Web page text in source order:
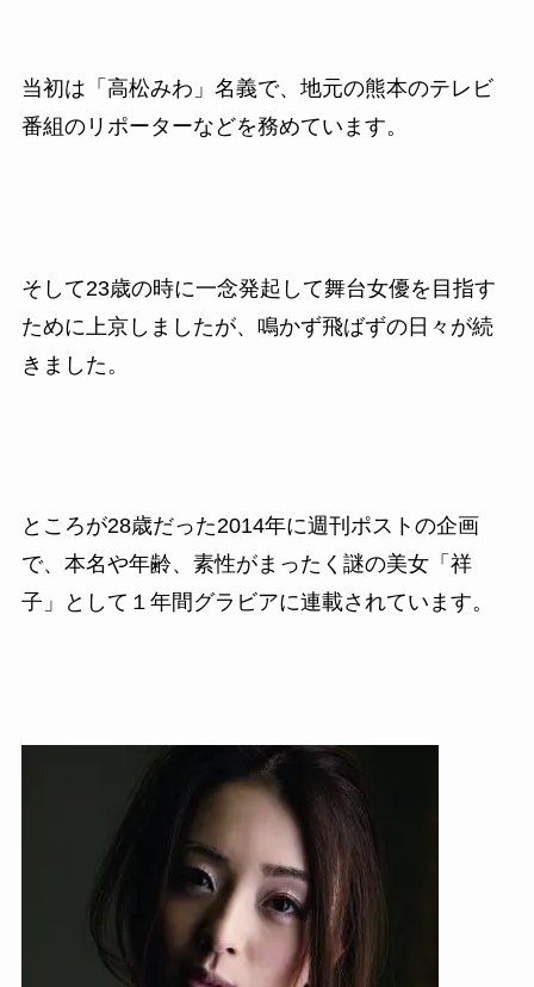
当初は「高松みわ」名義で、地元の熊本のテレビ
番組のリポーターなどを務めています。
そして23歳の時に一念発起して舞台女優を目指す
ために 上京しましたが、鳴かず飛ばずの日々が続
きました。
ところが28歳だった2014年に週刊ポストの企画
で、本名や年齢、 素性がまったく謎の美女「祥
子」として１年間グラビアに連載されています。